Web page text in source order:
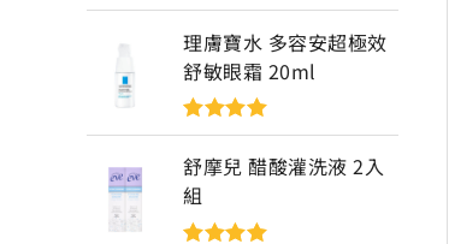
評分5滿分
5
理膚寶水 多容安超極效
舒敏眼霜 20ml
評分5滿分
5
舒摩兒 醋酸灌洗液 2入
組